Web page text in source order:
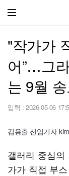
"작가가
어”…그
는 9월
입력 : 2026-05-06
김용출 선임기자
갤러리 중심
가가 직접 부